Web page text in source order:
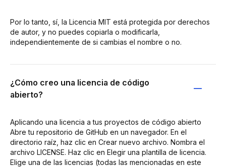
Por lo tanto, sí, la Licencia MIT está protegida por derechos
de autor, y no puedes copiarla o modificarla,
independientemente de si cambias el nombre o no.
¿Cómo creo una licencia de código
abierto?
Aplicando una licencia a tus proyectos de código abierto
Abre tu repositorio de GitHub en un navegador. En el
directorio raíz, haz clic en Crear nuevo archivo. Nombra el
archivo LICENSE. Haz clic en Elegir una plantilla de licencia.
Elige una de las licencias (todas las mencionadas en este